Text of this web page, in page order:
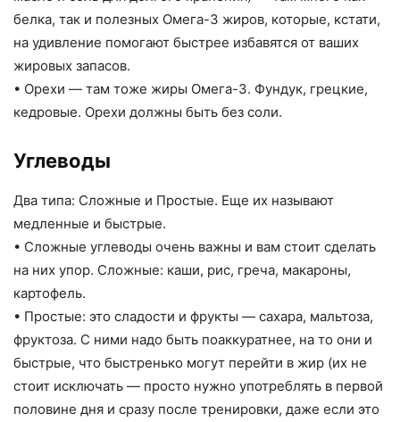
белка, так и полезных Омега-3 жиров, которые, кстати,
на удивление помогают быстрее избавятся от ваших
жировых запасов.
• Орехи — там тоже жиры Омега-3. Фундук, грецкие,
кедровые. Орехи должны быть без соли.
Углеводы
Два типа: Сложные и Простые. Еще их называют
медленные и быстрые.
• Сложные углеводы очень важны и вам стоит сделать
на них упор. Сложные: каши, рис, греча, макароны,
картофель.
• Простые: это сладости и фрукты — сахара, мальтоза,
фруктоза. С ними надо быть поаккуратнее, на то они и
быстрые, что быстренько могут перейти в жир (их не
стоит исключать — просто нужно употреблять в первой
половине дня и сразу после тренировки, даже если это